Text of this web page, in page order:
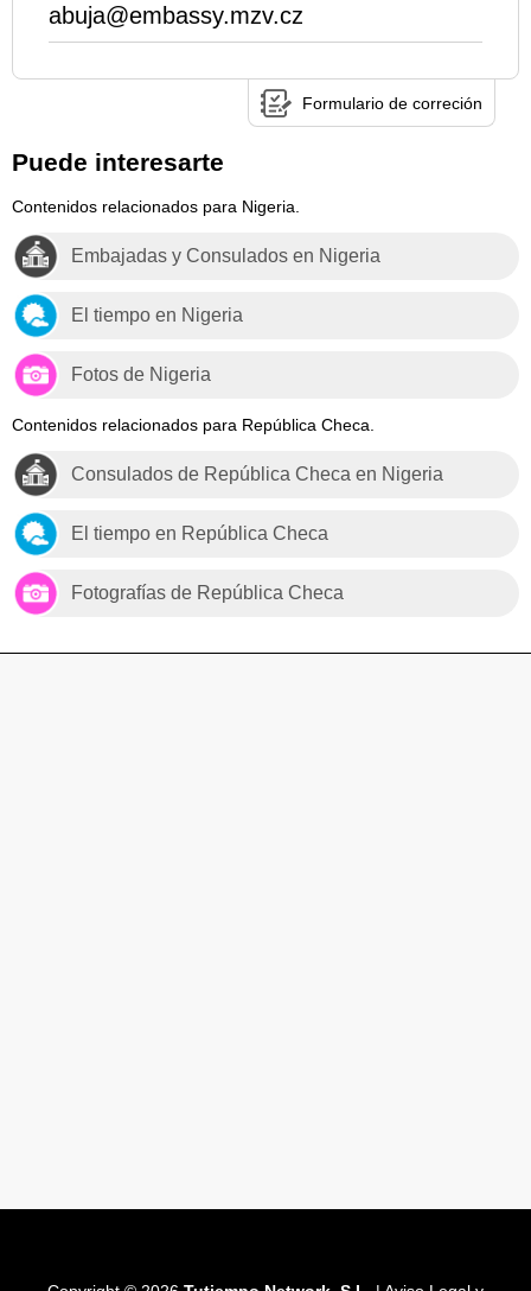
abuja@embassy.mzv.cz
Formulario de correción
Puede interesarte
Contenidos relacionados para Nigeria.
Embajadas y Consulados en Nigeria
El tiempo en Nigeria
Fotos de Nigeria
Contenidos relacionados para República Checa.
Consulados de República Checa en Nigeria
El tiempo en República Checa
Fotografías de República Checa